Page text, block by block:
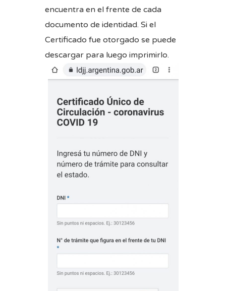
encuentra en el frente de cada
documento de identidad. Si el
Certificado fue otorgado se puede
descargar para luego imprimirlo.